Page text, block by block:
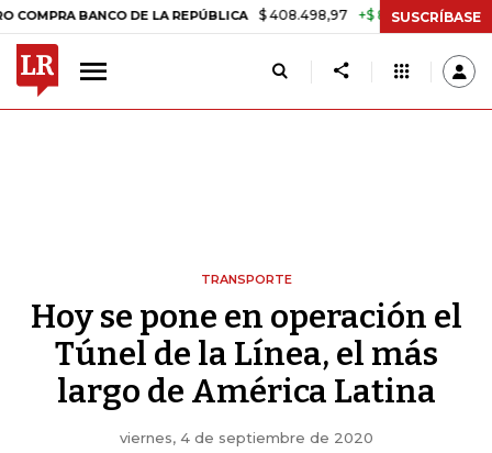
BANCO DE LA REPÚBLICA $ 408.498,97 +$ 8.753,81 +2,19%
SUSCRÍBASE
TRANSPORTE
Hoy se pone en operación el
Túnel de la Línea, el más
largo de América Latina
viernes, 4 de septiembre de 2020